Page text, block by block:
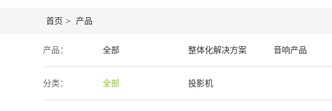
首页 > 产品
产品： 全部 整体化解决方案 音响产品
智能产品 周边产品
分类： 全部 投影机